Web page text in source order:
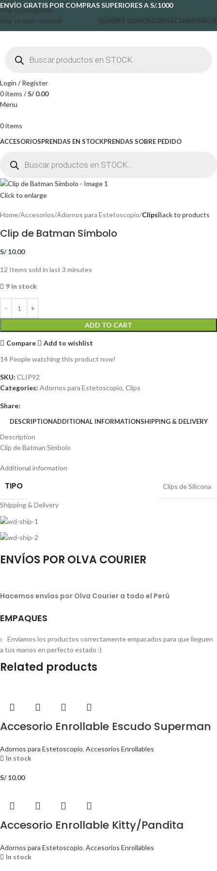
Skip to navigation
Skip to main content
ENVÍO GRATIS POR COMPRAS SUPERIORES A S/.1000
QUIÉNES SOMOSCONTÁCTANOSFAQS
Login / Register
0items /S/0.00
Menu
0items
ACCESORIOSPRENDAS EN STOCKPRENDAS SOBRE PEDIDO
Click to enlarge
Home Accesorios Adornos para Estetoscopio ClipsBack to products
Clip de Batman Símbolo
S/10.00
12 Items sold in last 3 minutes
9 in stock
ADD TO CART
Compare
Add to wishlist
14 People watching this product now!
SKU: CLIP92
Categories: Adornos para Estetoscopio, Clips
Share:
DESCRIPTIONADDITIONAL INFORMATIONSHIPPING & DELIVERY
Description
Clip de Batman Símbolo
Additional information
TIPO Clips de Silicona
Shipping & Delivery
ENVÍOS POR OLVA COURIER
Hacemos envíos por Olva Courier a todo el Perú
EMPAQUES
Enviamos los productos correctamente empacados para que lleguen
a tus manos en perfecto estado :)
Related products
Accesorio Enrollable Escudo Superman
Adornos para Estetoscopio, Accesorios Enrollables
In stock
S/10.00
Accesorio Enrollable Kitty/Pandita
Adornos para Estetoscopio, Accesorios Enrollables
In stock